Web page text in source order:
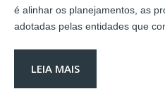
é alinhar os planejamentos, as
adotadas pelas entidades que
LEIA MAIS